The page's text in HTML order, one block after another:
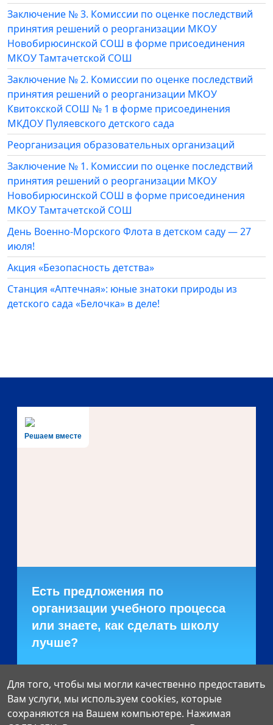
Заключение № 3. Комиссии по оценке последствий
принятия решений о реорганизации МКОУ
Новобирюсинской СОШ в форме присоединения
МКОУ Тамтачетской СОШ
Заключение № 2. Комиссии по оценке последствий
принятия решений о реорганизации МКОУ
Квитокской СОШ № 1 в форме присоединения
МКДОУ Пуляевского детского сада
Реорганизация образовательных организаций
Заключение № 1. Комиссии по оценке последствий
принятия решений о реорганизации МКОУ
Новобирюсинской СОШ в форме присоединения
МКОУ Тамтачетской СОШ
День Военно-Морского Флота в детском саду — 27
июля!
Акция «Безопасность детства»
Станция «Аптечная»: юные знатоки природы из
детского сада «Белочка» в деле!
Решаем вместе
Есть предложения по
организации учебного процесса
или знаете, как сделать школу
лучше?
Написать о проблеме
Для того, чтобы мы могли качественно предоставить
Вам услуги, мы используем cookies, которые
сохраняются на Вашем компьютере. Нажимая